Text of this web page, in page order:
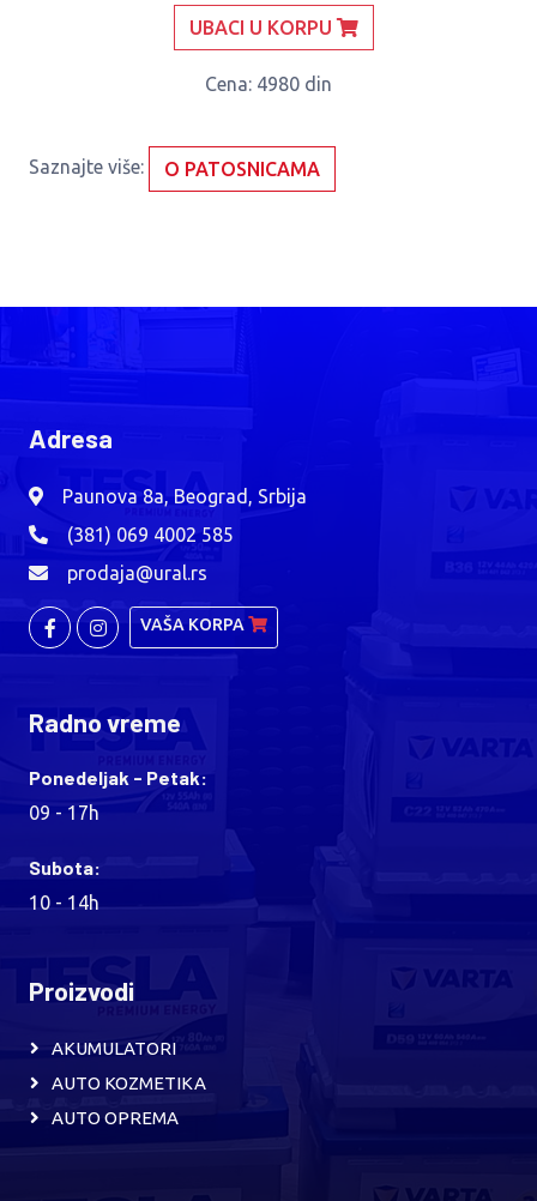
UBACI U KORPU
Cena: 4980 din
Saznajte više: O PATOSNICAMA
Adresa
Paunova 8a, Beograd, Srbija
(381) 069 4002 585
prodaja@ural.rs
VAŠA KORPA
Radno vreme
Ponedeljak - Petak:
09 - 17h
Subota:
10 - 14h
Proizvodi
AKUMULATORI
AUTO KOZMETIKA
AUTO OPREMA